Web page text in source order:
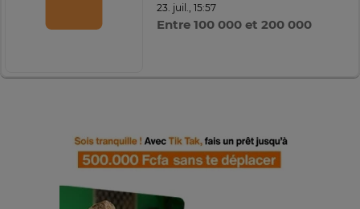
23. juil., 15:57
Entre 100 000 et 200 000